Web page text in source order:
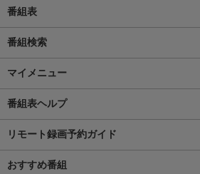
番組表
番組検索
マイメニュー
番組表ヘルプ
リモート録画予約ガイド
おすすめ番組